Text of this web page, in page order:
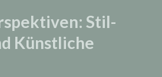
Stil-
Künstliche